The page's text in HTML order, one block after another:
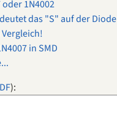
oder 1N4002
das "S" auf der Diode
in SMD
):